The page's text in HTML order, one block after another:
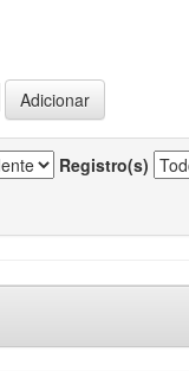
Registro(s)